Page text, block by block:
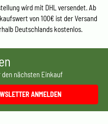
wird mit DHL versendet. Ab
von 100€ ist der Versand
Deutschlands kostenlos.
nächsten Einkauf
ANMELDEN